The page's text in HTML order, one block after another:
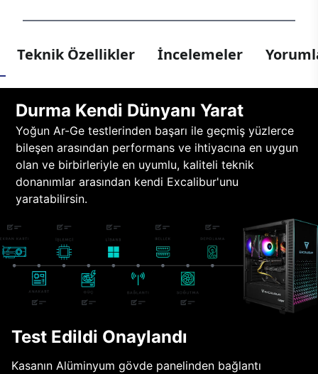
Teknik Özellikler İncelemeler
Durma Kendi Dünyanı Yarat
Yoğun Ar-Ge testlerinden başarı ile geçmiş yüzlerce
bileşen arasından performans ve ihtiyacına en uygun
olan ve birbirleriyle en uyumlu, kaliteli teknik
donanımlar arasından kendi Excalibur'unu
yaratabilirsin.
Test Edildi Onaylandı
Kasanın Alüminyum gövde panelinden bağlantı